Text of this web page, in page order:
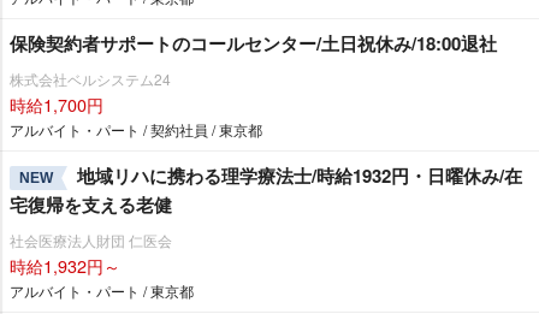
保険契約者サポートのコールセンター/土日祝休み/18:00退社
株式会社ベルシステム24
時給1,700円
アルバイト・パート / 契約社員 / 東京都
NEW
地域リハに携わる理学療法士/時給1932円・日曜休み/在
宅復帰を支える老健
社会医療法人財団 仁医会
時給1,932円～
アルバイト・パート / 東京都